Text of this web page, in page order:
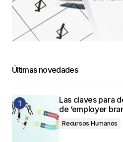
Últimas novedades
Las claves para
de ‘employer
Recursos Humanos